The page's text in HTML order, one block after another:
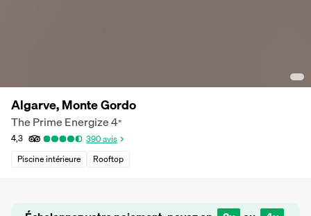
Algarve, Monte Gordo
The Prime Energize4*
4,3 390avis
Piscine intérieure
Rooftop